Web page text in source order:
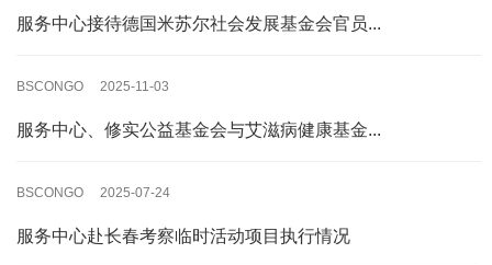
服务中心接待德国米苏尔社会发展基金会官员...
BSCONGO 2025-11-03
服务中心、修实公益基金会与艾滋病健康基金...
BSCONGO 2025-07-24
服务中心赴长春考察临时活动项目执行情况